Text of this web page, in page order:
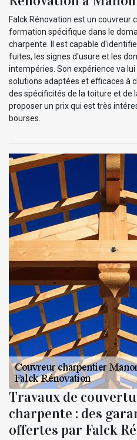
Falck Rénovation est un couvreur
formation spécifique dans le
charpente. Il est capable
fuites, les signes d'usure et les
intempéries. Son expérience va
solutions adaptées et efficaces à
des spécificités de la toiture et de
proposer un prix qui est très
bourses.
Travaux de
charpente : des
offertes par Falck